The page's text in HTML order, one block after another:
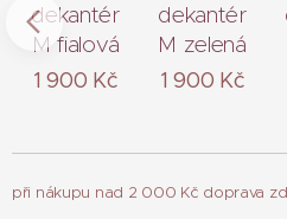
dekantér
M fialová
1 900 Kč
dekantér
M zelená
1 900 Kč
při nákupu nad 2 000 Kč doprava